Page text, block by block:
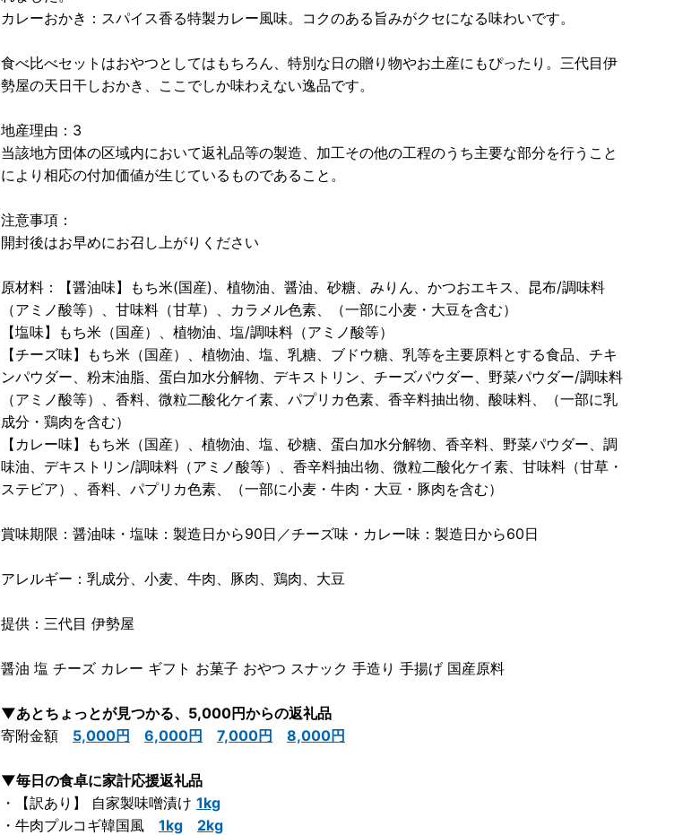
カレーおかき：スパイス香る特製カレー風味。コクのある旨みがクセになる味わいです。
食べ比べセットはおやつとしてはもちろん、特別な日の贈り物やお土産にもぴったり。三代目伊
勢屋の天日干しおかき、ここでしか味わえない逸品です。
地産理由：3
当該地方団体の区域内において返礼品等の製造、加工その他の工程のうち主要な部分を行うこと
により相応の付加価値が生じているものであること。
注意事項：
開封後はお早めにお召し上がりください
原材料：【醤油味】もち米(国産)、植物油、醤油、砂糖、みりん、かつおエキス、昆布/調味料
（アミノ酸等）、甘味料（甘草）、カラメル色素、（一部に小麦・大豆を含む）
【塩味】もち米（国産）、植物油、塩/調味料（アミノ酸等）
【チーズ味】もち米（国産）、植物油、塩、乳糖、ブドウ糖、乳等を主要原料とする食品、チキ
ンパウダー、粉末油脂、蛋白加水分解物、デキストリン、チーズパウダー、野菜パウダー/調味料
（アミノ酸等）、香料、微粒二酸化ケイ素、パプリカ色素、香辛料抽出物、酸味料、（一部に乳
成分・鶏肉を含む）
【カレー味】もち米（国産）、植物油、塩、砂糖、蛋白加水分解物、香辛料、野菜パウダー、調
味油、デキストリン/調味料（アミノ酸等）、香辛料抽出物、微粒二酸化ケイ素、甘味料（甘草・
ステビア）、香料、パプリカ色素、（一部に小麦・牛肉・大豆・豚肉を含む）
賞味期限：醤油味・塩味：製造日から90日／チーズ味・カレー味：製造日から60日
アレルギー：乳成分、小麦、牛肉、豚肉、鶏肉、大豆
提供：三代目 伊勢屋
醤油 塩 チーズ カレー ギフト お菓子 おやつ スナック 手造り 手揚げ 国産原料
▼あとちょっとが見つかる、5,000円からの返礼品
寄附金額 5,000円 6,000円 7,000円 8,000円
▼毎日の食卓に家計応援返礼品
・【訳あり】 自家製味噌漬け 1kg
・牛肉プルコギ韓国風 1kg
2kg